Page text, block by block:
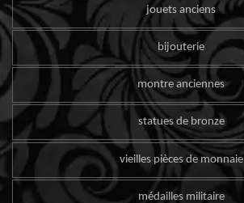
jouets anciens
bijouterie
montre anciennes
statues de bronze
vieilles pièces de monnaie
médailles militaire